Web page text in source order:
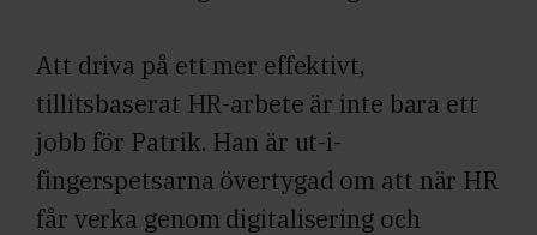
Att driva på ett mer effektivt,
tillitsbaserat HR-arbete är inte bara ett
jobb för Patrik. Han är ut-i-
fingerspetsarna övertygad om att när HR
får verka genom digitalisering och